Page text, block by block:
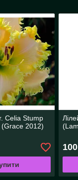
Celia Stump
2012)
100